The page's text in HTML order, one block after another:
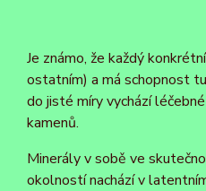
Je známo, že každý
ostatním) a má schopnost
do jisté míry vychází
kamenů.
Minerály v sobě ve
okolností nachází v